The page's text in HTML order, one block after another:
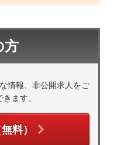
方
情報、非公開求人をご
ます。
料）